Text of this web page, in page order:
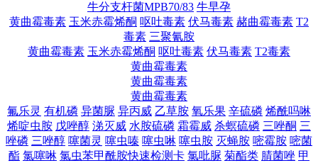
牛分支杆菌MPB70/83 牛早孕
黄曲霉毒素 玉米赤霉烯酮 呕吐毒素 伏马毒素 赭曲霉毒素 T2
毒素 三聚氰胺
黄曲霉毒素 玉米赤霉烯酮 呕吐毒素 伏马毒素 T2毒素
黄曲霉毒素
黄曲霉毒素
黄曲霉毒素
氟乐灵 有机磷 异菌脲 异丙威 乙草胺 氧乐果 辛硫磷 烯酰吗啉
烯啶虫胺 戊唑醇 涕灭威 水胺硫磷 霜霉威 杀螟硫磷 三唑酮 三
唑磷 三唑醇 噻菌灵 噻虫嗪 噻虫啉 噻虫胺 灭蝇胺 嘧霉胺 嘧菌
酯 氯噻啉 氯虫苯甲酰胺快速检测卡 氯吡脲 菊酯类 腈菌唑 甲